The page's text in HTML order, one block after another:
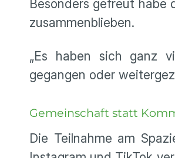
Besonders gefreut habe
zusammenblieben.
„Es haben sich ganz
gegangen oder
Gemeinschaft statt
Die Teilnahme am